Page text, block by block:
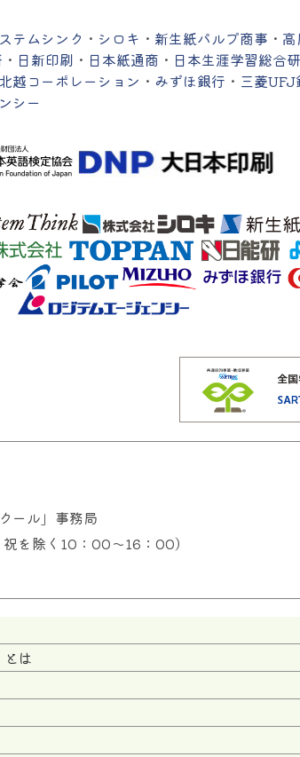
テムシンク ・ シロキ ・ 新生紙パルプ商事 ・
・ 日新印刷 ・ 日本紙通商 ・ 日本生涯学習総合
北越コーポレーション ・ みずほ銀行 ・ 三菱UFJ
シー
ール」事務局
を除く10：00〜16：00）
は